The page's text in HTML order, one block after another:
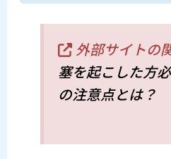
外部サイトの
塞を起こした方
の注意点とは？